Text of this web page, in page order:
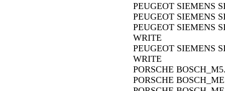
PEUGEOT SIEMENS
PEUGEOT SIEMENS
PEUGEOT SIEMENS
WRITE
PEUGEOT SIEMENS
WRITE
PORSCHE
PORSCHE